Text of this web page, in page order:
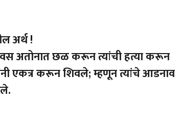
अर्थ !
अतोनात छळ करून त्यांची हत्या करून
एकत्र करून शिवले; म्हणून त्यांचे आडनाव